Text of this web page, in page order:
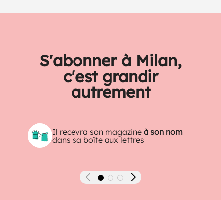
S'abonner à Milan,
c'est grandir
autrement
Il recevra son magazineà son nom
dans sa boîte aux lettres
Précédent Suivant